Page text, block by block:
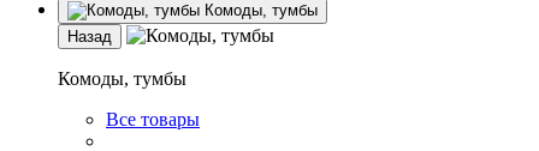
Комоды, тумбы
Назад
Комоды, тумбы
Все товары